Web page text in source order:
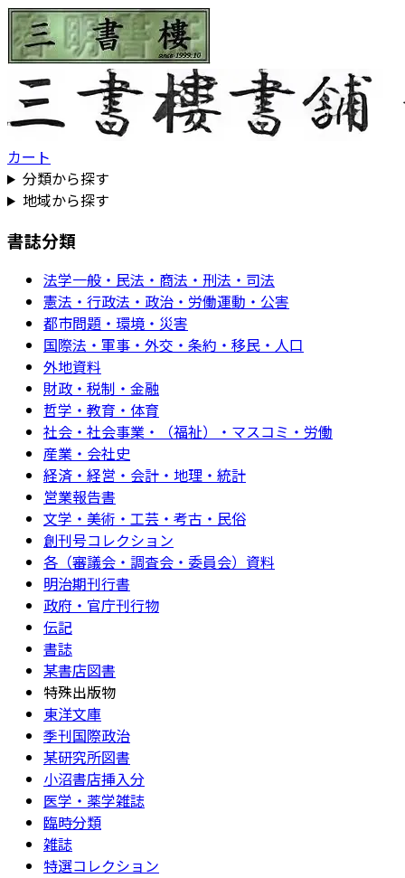
カート
分類から探す
地域から探す
書誌分類
法学一般・民法・商法・刑法・司法
憲法・行政法・政治・労働運動・公害
都市問題・環境・災害
国際法・軍事・外交・条約・移民・人口
外地資料
財政・税制・金融
哲学・教育・体育
社会・社会事業・（福祉）・マスコミ・労働
産業・会社史
経済・経営・会計・地理・統計
営業報告書
文学・美術・工芸・考古・民俗
創刊号コレクション
各（審議会・調査会・委員会）資料
明治期刊行書
政府・官庁刊行物
伝記
書誌
某書店図書
特殊出版物
東洋文庫
季刊国際政治
某研究所図書
小沼書店挿入分
医学・薬学雑誌
臨時分類
雑誌
特選コレクション